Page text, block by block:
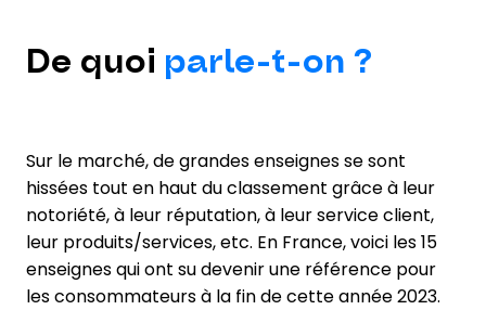
De quoi parle-t-on ?
Sur le marché, de grandes enseignes se sont
hissées tout en haut du classement grâce à leur
notoriété, à leur réputation, à leur service client,
leur produits/services, etc. En France, voici les 15
enseignes qui ont su devenir une référence pour
les consommateurs à la fin de cette année 2023.